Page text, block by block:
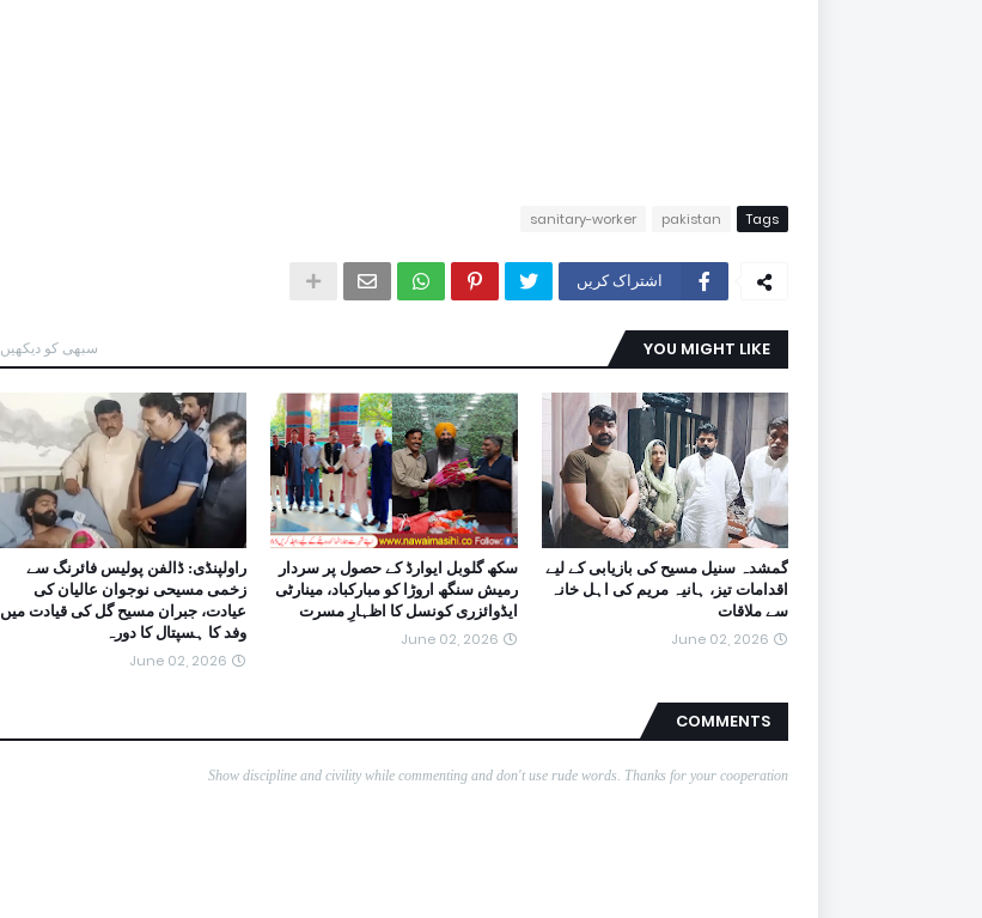
Tags
pakistan
sanitary-worker
اشتراک کریں
YOU MIGHT LIKE سبھی کو دیکھیں
گمشدہ سنیل مسیح کی بازیابی کے لیے
اقدامات تیز، ہانیہ مریم کی اہل خانہ
سے ملاقات
June 02, 2026
سکھ گلوبل ایوارڈ کے حصول پر سردار
رمیش سنگھ اروڑا کو مبارکباد، مینارٹی
ایڈوائزری کونسل کا اظہارِ مسرت
June 02, 2026
راولپنڈی: ڈالفن پولیس فائرنگ سے
زخمی مسیحی نوجوان عالیان کی
عیادت، جبران مسیح گل کی قیادت میں
وفد کا ہسپتال کا دورہ
June 02, 2026
COMMENTS
Show discipline and civility while commenting and don't use rude words. Thanks for your cooperation